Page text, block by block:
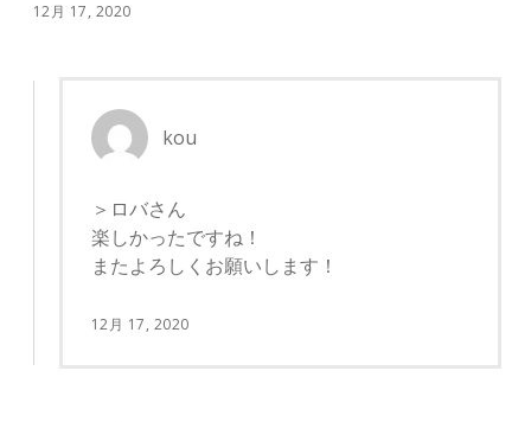
12月 17, 2020
kou
＞ロバさん
楽しかったですね！
またよろしくお願いします！
12月 17, 2020